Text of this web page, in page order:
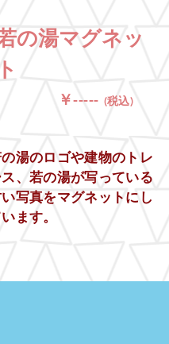
の湯マグネッ
ト
￥----- (税込)
湯のロゴや建物のトレ
、若の湯が写っている
写真をマグネットにし
ます。